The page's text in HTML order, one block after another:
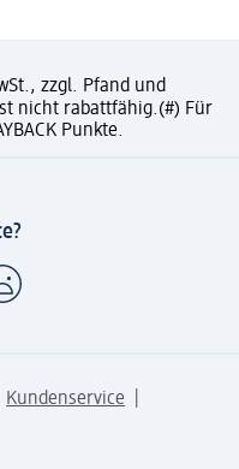
zzgl. Pfand und
nicht rabattfähig.(#) Für
Punkte.
Kundenservice